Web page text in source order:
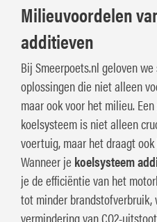
Milieuvoordelen
additieven
Bij Smeerpoets.nl geloven
oplossingen die niet alleen
maar ook voor het milieu.
koelsysteem is niet alleen
voertuig, maar het draagt
Wanneer je koelsysteem
je de efficiëntie van het
tot minder
vermindering van CO2-